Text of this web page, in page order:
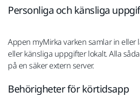
Personliga och känsliga
Appen myMirka varken samlar in eller
eller känsliga uppgifter lokalt. Alla
på en säker extern server.
Behörigheter för körtidsapp